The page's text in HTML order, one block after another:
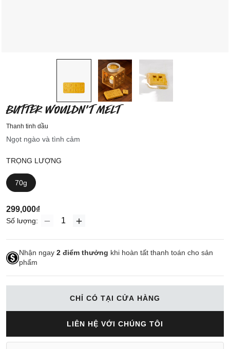
BUTTER WOULDN'T MELT
Thanh tinh dầu
Ngọt ngào và tình cảm
TRỌNG LƯỢNG
70g
299,000₫
Số lượng:
Nhận ngay 2 điểm thưởng khi hoàn tất thanh toán cho sản
phẩm
CHỈ CÓ TẠI CỬA HÀNG
LIÊN HỆ VỚI CHÚNG TÔI